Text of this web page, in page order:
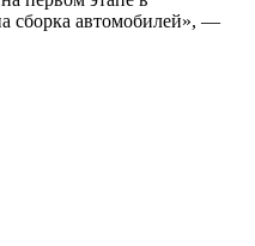
сборка автомобилей», —